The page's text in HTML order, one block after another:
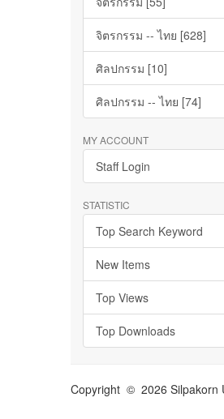
จิตรกรรม -- ไทย [628]
ศิลปกรรม [10]
ศิลปกรรม -- ไทย [74]
MY ACCOUNT
Staff Login
STATISTIC
Top Search Keyword
New Items
Top Views
Top Downloads
Copyright © 2026 Silpakorn